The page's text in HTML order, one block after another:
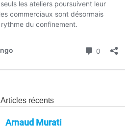
Articles récents
Arnaud Murati